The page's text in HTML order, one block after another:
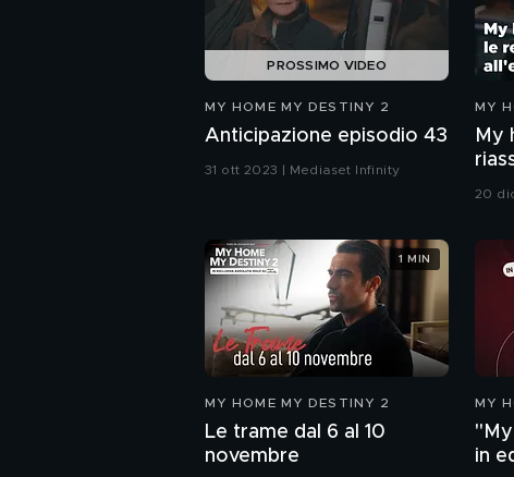
PROSSIMO VIDEO
MY HOME MY DESTINY 2
Anticipazione episodio 43
31 ott 2023 | Mediaset Infinity
MY
My
20
MY HOME MY DESTINY 2
Le trame dal 6 al 10
novembre
1 MIN
MY
in